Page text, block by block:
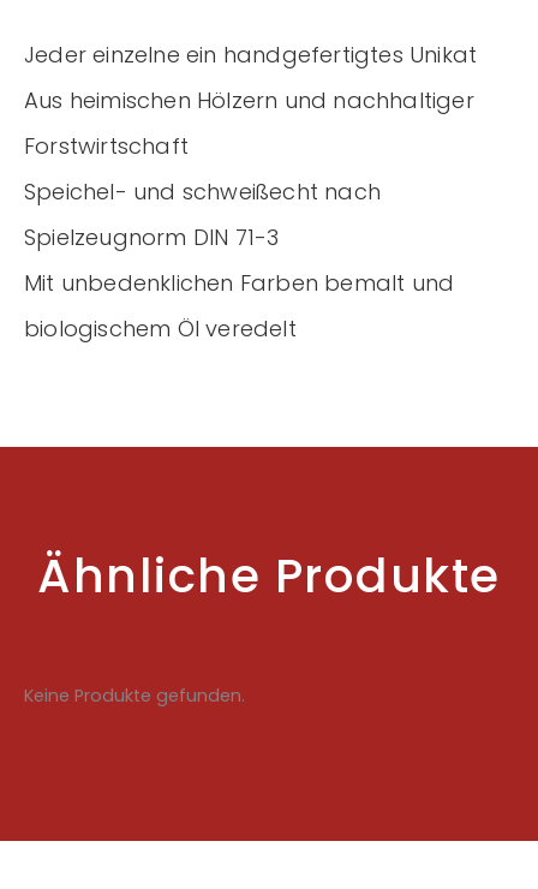
Jeder einzelne ein handgefertigtes Unikat
Aus heimischen Hölzern und nachhaltiger
Forstwirtschaft
Speichel- und schweißecht nach
Spielzeugnorm DIN 71-3
Mit unbedenklichen Farben bemalt und
biologischem Öl veredelt
Ähnliche Produkte
Keine Produkte gefunden.